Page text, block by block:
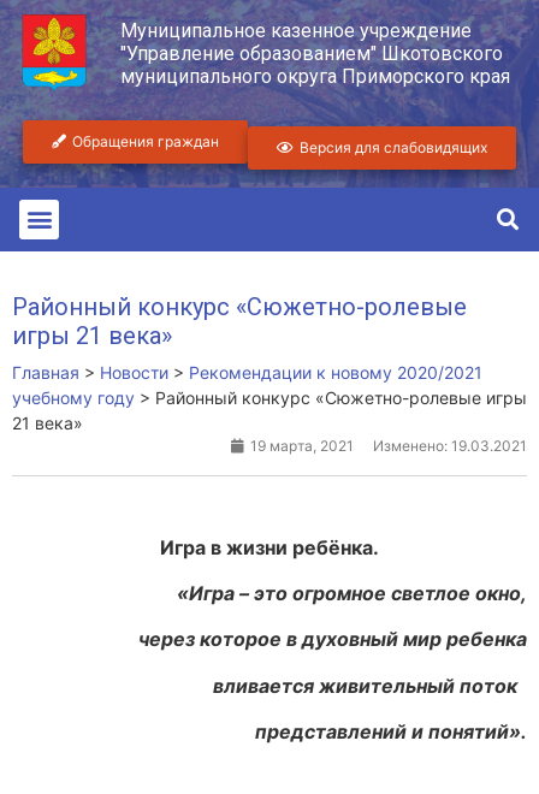
Муниципальное казенное учреждение
"Управление образованием" Шкотовского
муниципального округа Приморского края
Обращения граждан Версия для слабовидящих
Районный конкурс «Сюжетно-ролевые
игры 21 века»
Главная > Новости > Рекомендации к новому 2020/2021
учебному году > Районный конкурс «Сюжетно-ролевые игры
21 века»
19 марта, 2021 Изменено: 19.03.2021
Игра в жизни ребёнка.
«Игра – это огромное светлое окно,
через которое в духовный мир ребенка
вливается живительный поток
представлений и понятий».